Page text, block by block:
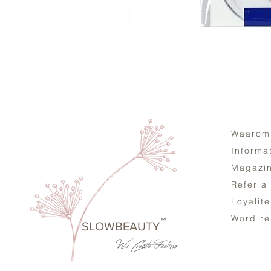
SLOWBEAUTY
We CreateFeeling
®
Refer a
Word